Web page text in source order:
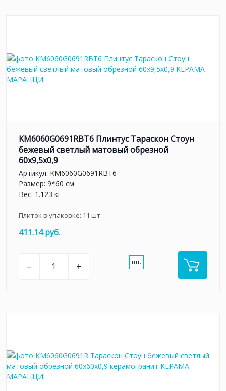
KM6060G0691RBT6 Плинтус Тараскон Стоун
бежевый светлый матовый обрезной
60x9,5x0,9
Артикул: KM6060G0691RBT6
Размер: 9*60 см
Вес: 1.123 кг
Плиток в упаковке: 11 шт
411.14 руб.
– + шт.